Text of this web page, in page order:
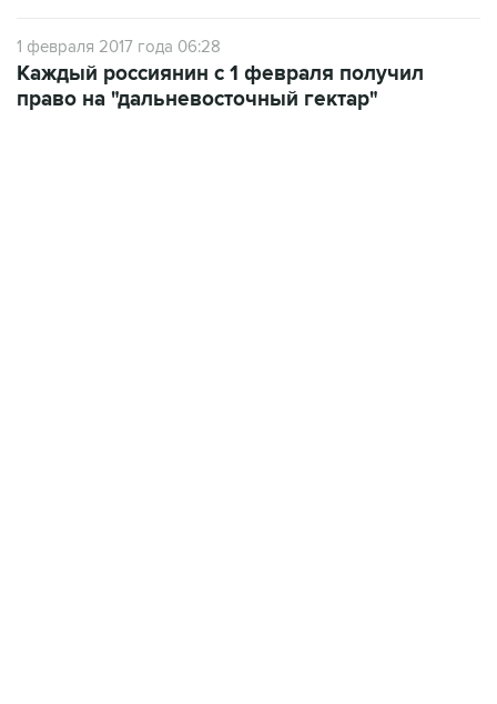
1 февраля 2017 года 06:28
Каждый россиянин с 1 февраля получил
право на "дальневосточный гектар"